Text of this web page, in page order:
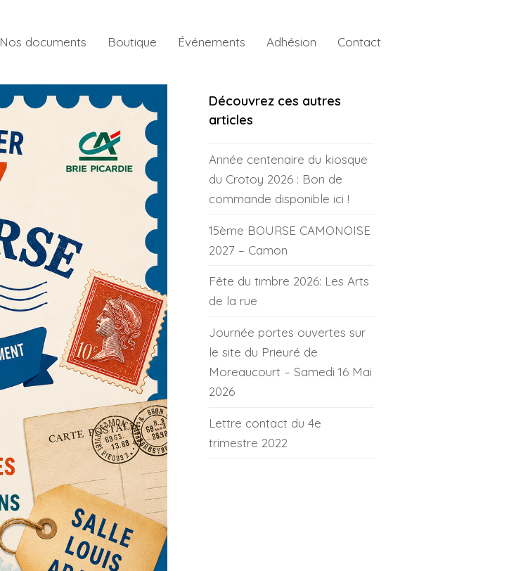
Nos documents Boutique Événements Adhésion Contact
Découvrez ces autres
articles
Année centenaire du kiosque
du Crotoy 2026 : Bon de
commande disponible ici !
15ème BOURSE CAMONOISE
2027 – Camon
Fête du timbre 2026: Les Arts
de la rue
Journée portes ouvertes sur
le site du Prieuré de
Moreaucourt – Samedi 16 Mai
2026
Lettre contact du 4e
trimestre 2022